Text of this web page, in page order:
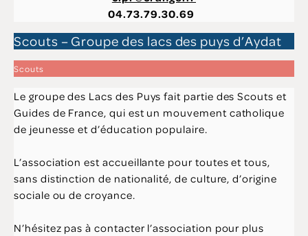
04.73.79.30.69
Scouts – Groupe des lacs des puys d’Aydat
Scouts
Le groupe des Lacs des Puys fait partie des Scouts et
Guides de France, qui est un mouvement catholique
de jeunesse et d’éducation populaire.
L’association est accueillante pour toutes et tous,
sans distinction de nationalité, de culture, d’origine
sociale ou de croyance.
N’hésitez pas à contacter l’association pour plus